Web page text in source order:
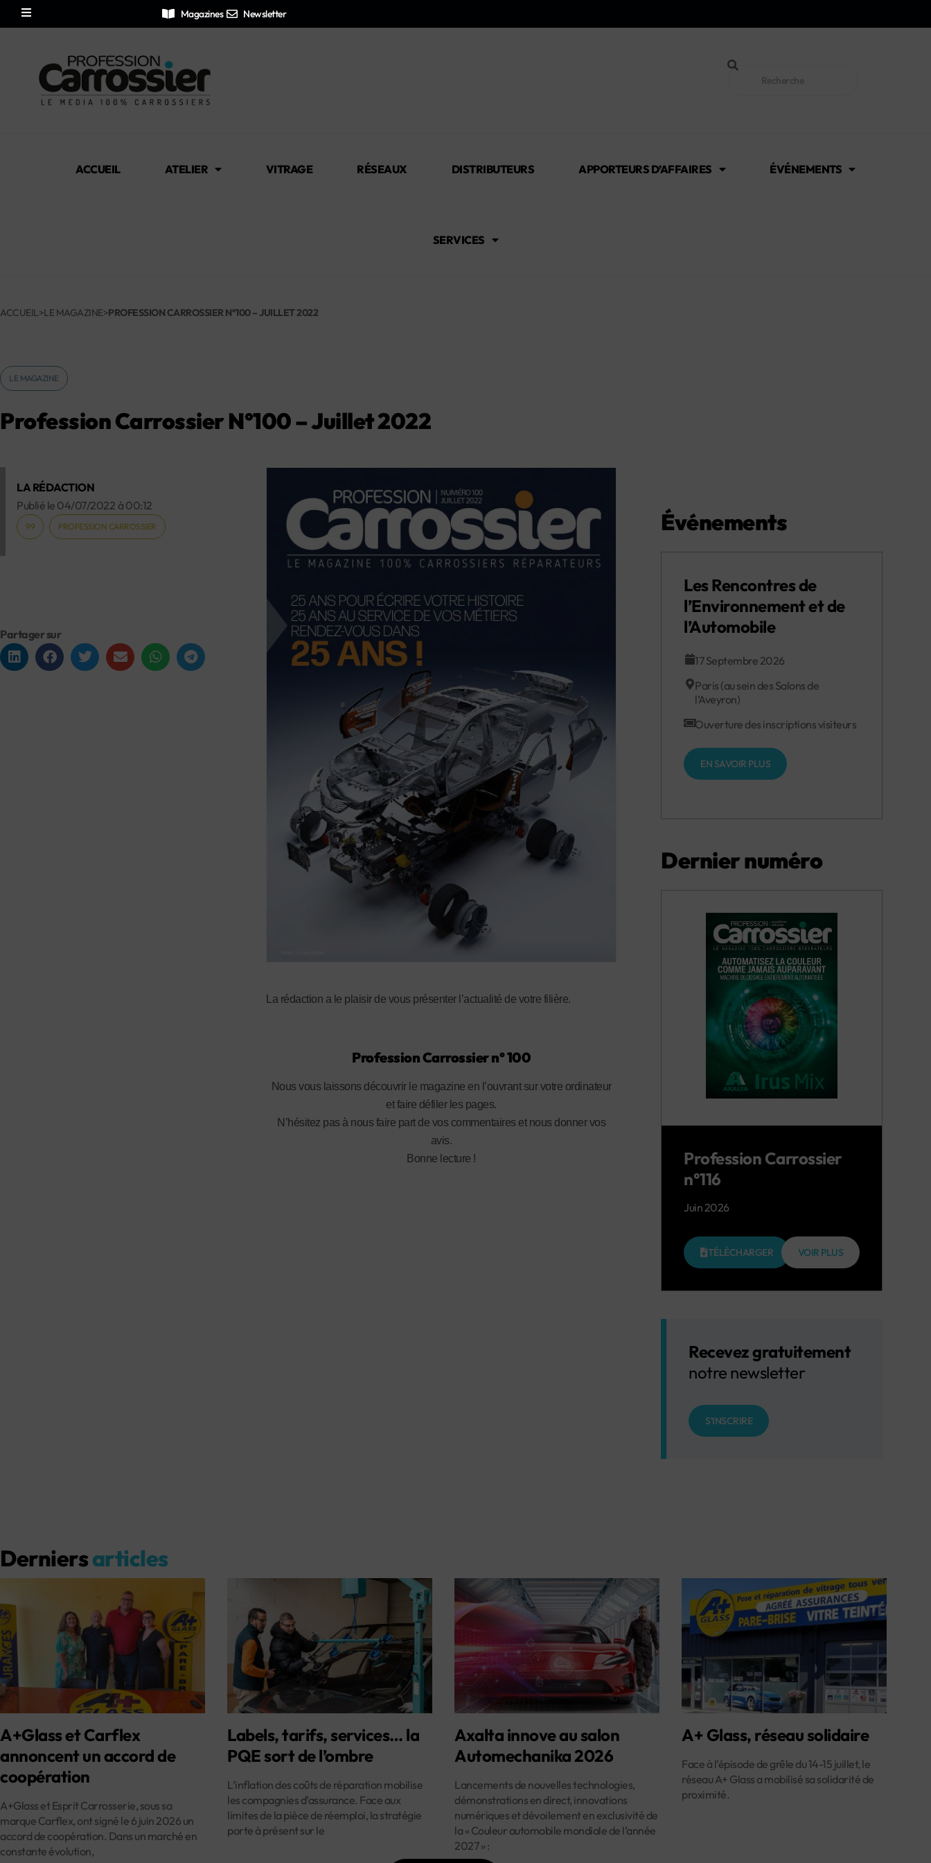
Magazines Newsletter
ACCUEIL ATELIER VITRAGE RÉSEAUX DISTRIBUTEURS APPORTEURS D’AFFAIRES ÉVÉNEMENTS
SERVICES
ACCUEIL >LE MAGAZINE>PROFESSION CARROSSIER N°100 – JUILLET 2022
LE MAGAZINE
Profession Carrossier N°100 – Juillet 2022
LA RÉDACTION
Publié le 04/07/2022 à 00:12
99 PROFESSION CARROSSIER
Partager sur
La rédaction a le plaisir de vous présenter l’actualité de votre filière.
Profession Carrossier n° 100
Nous vous laissons découvrir le magazine en l’ouvrant sur votre ordinateur
et faire défiler les pages.
N’hésitez pas à nous faire part de vos commentaires et nous donner vos
avis.
Bonne lecture !
Événements
Les Rencontres de
l’Environnement et de
l’Automobile
17 Septembre 2026
Paris (au sein des Salons de
l’Aveyron)
Ouverture des inscriptions visiteurs
EN SAVOIR PLUS
Dernier numéro
Profession Carrossier
n°116
Juin 2026
TÉLÉCHARGER VOIR PLUS
Recevez gratuitement
notre newsletter
S'INSCRIRE
Derniersarticles
A+Glass et Carflex
annoncent un accord de
coopération
A+Glass et Esprit Carrosserie, sous sa
marque Carflex, ont signé le 6 juin 2026 un
accord de coopération. Dans un marché en
constante évolution,
Labels, tarifs, services… la
PQE sort de l’ombre
L’inflation des coûts de réparation mobilise
les compagnies d’assurance. Face aux
limites de la pièce de réemploi, la stratégie
porte à présent sur le
Axalta innove au salon
Automechanika 2026
Lancements de nouvelles technologies,
démonstrations en direct, innovations
numériques et dévoilement en exclusivité de
la « Couleur automobile mondiale de l’année
2027 » :
A+ Glass, réseau solidaire
Face à l’épisode de grêle du 14-15 juillet, le
réseau A+ Glass a mobilisé sa solidarité de
proximité.